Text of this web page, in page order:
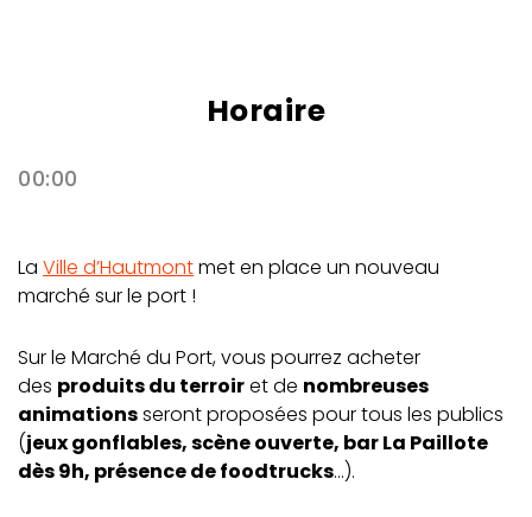
Horaire
00:00
La Ville d’Hautmontmet en place un nouveau
marché sur le port !
Sur le Marché du Port, vous pourrez acheter
des produits du terroiret de nombreuses
animationsseront proposées pour tous les publics
(jeux gonflables, scène ouverte, bar La Paillote
dès 9h, présence de foodtrucks…).